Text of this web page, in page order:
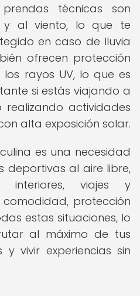
técnicas son
y al viento, lo que te
en caso de lluvia
ofrecen protección
rayos UV, lo que es
si estás viajando a
realizando actividades
alta exposición solar.
es una necesidad
deportivas al aire libre,
interiores, viajes y
protección
estas situaciones, lo
al máximo de tus
vivir experiencias sin